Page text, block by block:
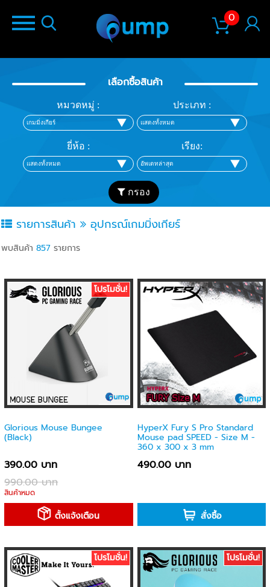
0
เลือกซื้อสินค้า
หมวดหมู่ : ประเภท :
ยี่ห้อ : เรียง:
กรอง
รายการสินค้า อุปกรณ์เกมมิ่งเกียร์
พบสินค้า 857 รายการ
โปรโมชั่น!
Glorious Mouse Bungee
(Black)
390.00 บาท
990.00 บาท
สินค้าหมด
ตั้งแจ้งเตือน
HyperX Fury S Pro Standard
Mouse pad SPEED - Size M -
360 x 300 x 3 mm
490.00 บาท
สั่งซื้อ
โปรโมชั่น! โปรโมชั่น!